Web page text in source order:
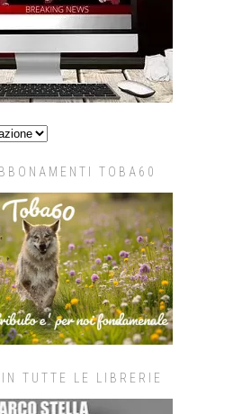
TOBA60
TUTTE LE LIBRERIE